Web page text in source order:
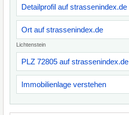
Detailprofil auf strassenindex.de
Ort auf strassenindex.de
Lichtenstein
PLZ 72805 auf strassenindex.de
Immobilienlage verstehen